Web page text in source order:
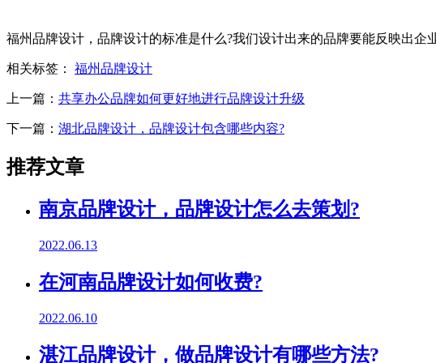
福州品牌设计，品牌设计的标准是什么?我们设计出来的品牌要能反映出
相关标签： 福州品牌设计
上一篇： 共享办公品牌如何更好地进行品牌设计升级
下一篇： 湖北品牌设计，品牌设计包含哪些内容?
推荐文章
南京品牌设计，品牌设计怎么去策划?
2022.06.13
在河南品牌设计如何收费?
2022.06.10
湛江品牌设计，做品牌设计有哪些方法?